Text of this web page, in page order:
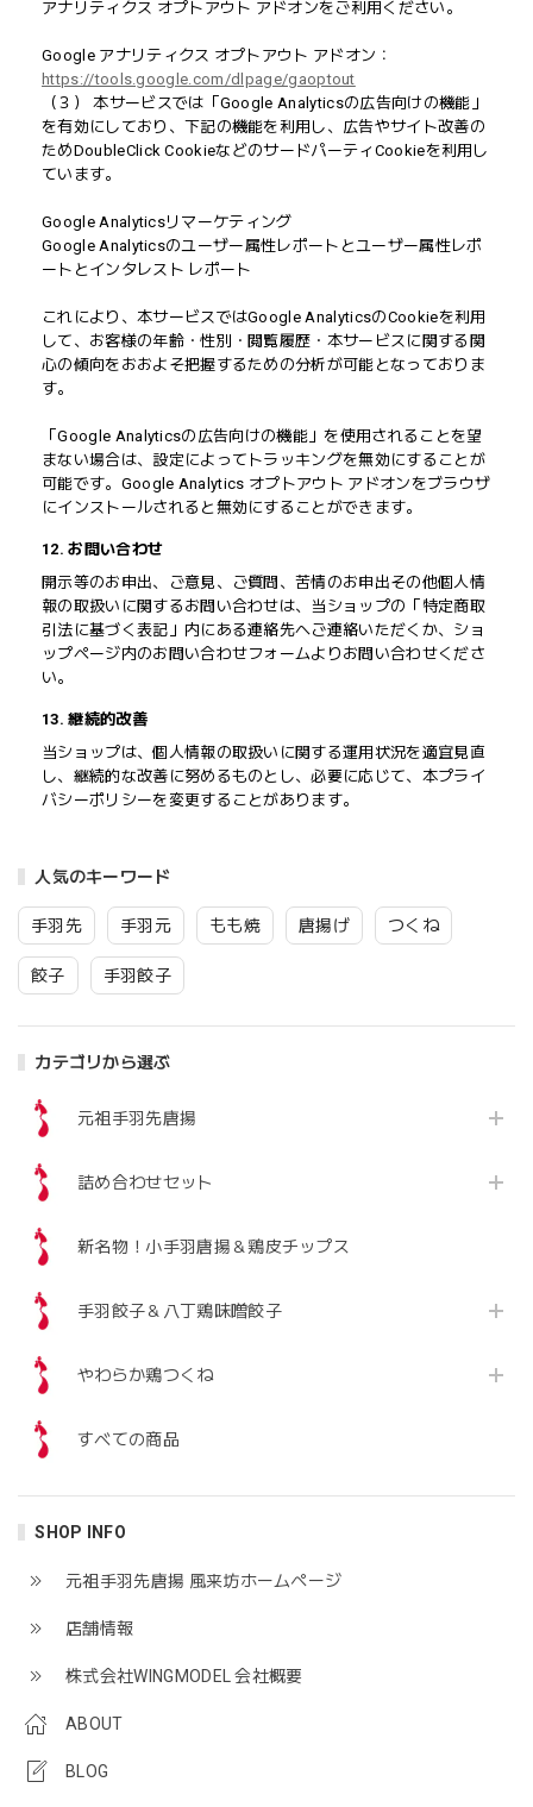
人気のキーワード
手羽先 手羽元 もも焼 唐揚げ つくね
餃子 手羽餃子
カテゴリから選ぶ
元祖手羽先唐揚
詰め合わせセット
新名物！小手羽唐揚＆鶏皮チップス
手羽餃子＆八丁鶏味噌餃子
やわらか鶏つくね
すべての商品
SHOP INFO
元祖手羽先唐揚 風来坊ホームぺージ
店舗情報
株式会社WINGMODEL 会社概要
ABOUT
BLOG
アナリティクス オプトアウト アドオンをご利用ください。
Google アナリティクス オプトアウト アドオン：
https://tools.google.com/dlpage/gaoptout
（３） 本サービスでは「Google Analyticsの広告向けの機能」
を有効にしており、下記の機能を利用し、広告やサイト改善の
ためDoubleClick CookieなどのサードパーティCookieを利用し
ています。
Google Analyticsリマーケティング
Google Analyticsのユーザー属性レポートとユーザー属性レポ
ートとインタレスト レポート
これにより、本サービスではGoogle AnalyticsのCookieを利用
して、お客様の年齢・性別・閲覧履歴・本サービスに関する関
心の傾向をおおよそ把握するための分析が可能となっておりま
す。
「Google Analyticsの広告向けの機能」を使用されることを望
まない場合は、設定によってトラッキングを無効にすることが
可能です。Google Analytics オプトアウト アドオンをブラウザ
にインストールされると無効にすることができます。
12. お問い合わせ
開示等のお申出、ご意見、ご質問、苦情のお申出その他個人情
報の取扱いに関するお問い合わせは、当ショップの「特定商取
引法に基づく表記」内にある連絡先へご連絡いただくか、ショ
ップページ内のお問い合わせフォームよりお問い合わせくださ
い。
13. 継続的改善
当ショップは、個人情報の取扱いに関する運用状況を適宜見直
し、継続的な改善に努めるものとし、必要に応じて、本プライ
バシーポリシーを変更することがあります。